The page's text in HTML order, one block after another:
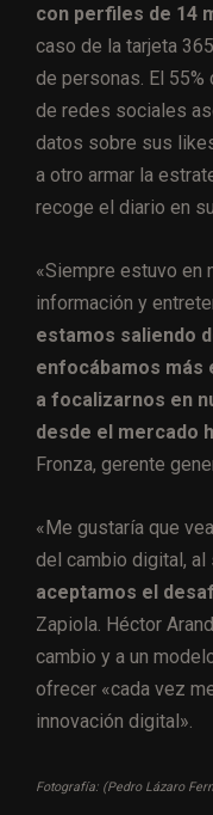
con perfiles de 14
caso de la tarjeta
de personas. El
de redes sociales
datos sobre sus
a otro armar la
recoge el diario en
«Siempre estuvo en
información y
estamos saliendo
enfocábamos más
a focalizarnos en
desde el mercado
Fronza, gerente
«Me gustaría que
del cambio digital,
aceptamos el
Zapiola. Héctor
cambio y a un
ofrecer «cada vez
innovación digital».
Fotografía: (Pedro Lázaro